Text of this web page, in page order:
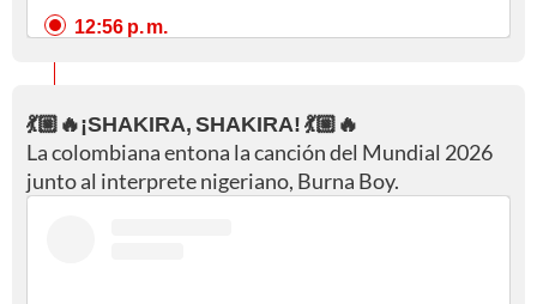
12:56 p. m.
💃🏼🔥¡SHAKIRA, SHAKIRA! 💃🏼🔥
La colombiana entona la canción del Mundial 2026
junto al interprete nigeriano, Burna Boy.